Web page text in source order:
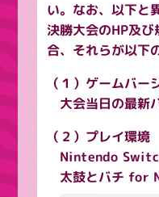
い。なお、以下と
決勝大会のHP及
合、それらが以下
（１）ゲームバー
大会当日の最新
（２）プレイ環境
Nintendo
太鼓とバチ for